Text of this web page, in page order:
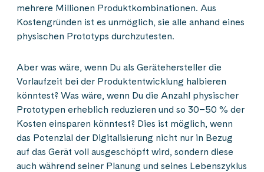
mehrere Millionen Produktkombinationen. Aus
Kostengründen ist es unmöglich, sie alle anhand eines
physischen Prototyps durchzutesten.
Aber was wäre, wenn Du als Gerätehersteller die
Vorlaufzeit bei der Produktentwicklung halbieren
könntest? Was wäre, wenn Du die Anzahl physischer
Prototypen erheblich reduzieren und so 30–50 % der
Kosten einsparen könntest? Dies ist möglich, wenn
das Potenzial der Digitalisierung nicht nur in Bezug
auf das Gerät voll ausgeschöpft wird, sondern diese
auch während seiner Planung und seines Lebenszyklus